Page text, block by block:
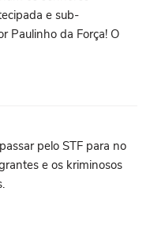
e sub-
Paulinho da Força! O
pelo STF para no
e os kriminosos